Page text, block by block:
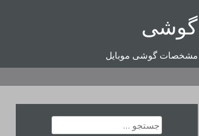
گوشی
مشخصات گوشی موبایل
جستجو